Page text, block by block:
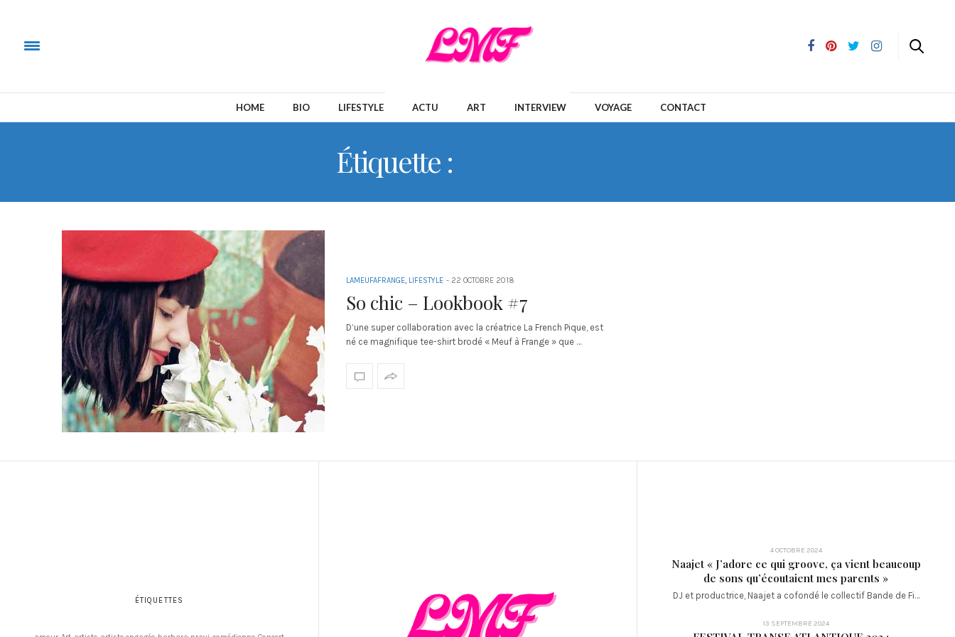
HOME BIO LIFESTYLE ACTU ART INTERVIEW VOYAGE CONTACT
Étiquette :
LAMEUFAFRANGE, LIFESTYLE - 22 OCTOBRE 2018
So chic – Lookbook #7
D’une super collaboration avec la créatrice La French Pique, est
né ce magnifique tee-shirt brodé « Meuf à Frange » que …
ÉTIQUETTES
4 OCTOBRE 2024
Naajet « J’adore ce qui groove, ça vient beaucoup
de sons qu’écoutaient mes parents »
DJ et productrice, Naajet a cofondé le collectif Bande de Fi…
13 SEPTEMBRE 2024